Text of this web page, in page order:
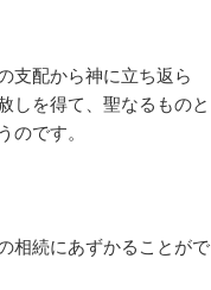
支配から神に立ち返ら
しを得て、聖なるものと
です。
相続にあずかることがで